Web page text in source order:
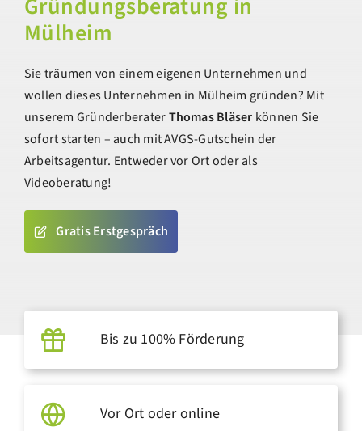
Mülheim
Sie träumen von einem eigenen Unternehmen und
wollen dieses Unternehmen in Mülheim gründen? Mit
unserem GründerberaterThomas Bläser können Sie
sofort starten – auch mit AVGS-Gutschein der
Arbeitsagentur. Entweder vor Ort oder als
Videoberatung!
Gratis Erstgespräch
Bis zu 100% Förderung
Vor Ort oder online